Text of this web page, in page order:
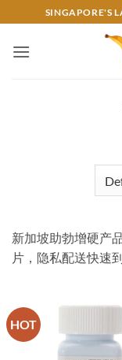
to
content
SINGAPORE'S
新加坡助勃增硬产
片，隐私配送快速到
HOT